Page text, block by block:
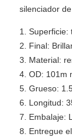
silenciador
Superficie:
Final:
Material:
OD: 101m
Grueso:
Longitud:
Embalaje:
Entregue